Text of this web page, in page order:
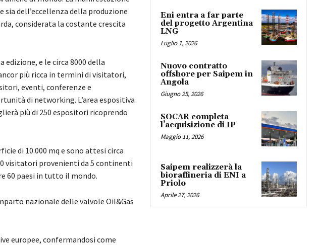
dell’eccellenza della produzione
considerata la costante crescita
edizione, e le circa 8000 della
più ricca in termini di visitatori,
eventi, conferenze e
di networking. L’area espositiva
più di 250 espositori ricoprendo
di 10.000 mq e sono attesi circa
visitatori provenienti da 5 continenti
60 paesi in tutto il mondo.
nazionale delle valvole Oil&Gas
europee, confermandosi come
Eni entra a far parte
del progetto Argentina
LNG
Luglio 1, 2026
Nuovo contratto
offshore per Saipem in
Angola
Giugno 25, 2026
SOCAR completa
l’acquisizione di IP
Maggio 11, 2026
Saipem realizzerà la
bioraffineria di ENI a
Priolo
Aprile 27, 2026